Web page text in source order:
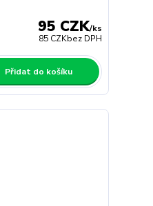
95 CZK/ks
85 CZKbez DPH
Přidat do košíku